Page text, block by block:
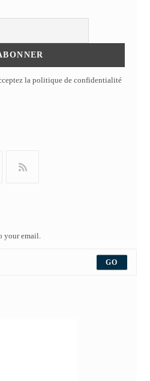
la politique de confidentialité
your email.
GO